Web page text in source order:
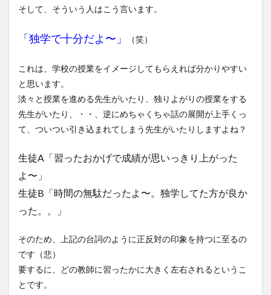
そして、そういう人はこう言います。
「独学で十分だよ〜」 （笑）
これは、学校の授業をイメージしてもらえれば分かりやすい
と思います。
淡々と授業を進める先生がいたり、独りよがりの授業をする
先生がいたり、・・、逆にめちゃくちゃ話の展開が上手くっ
て、ついつい引き込まれてしまう先生がいたりしますよね？
生徒A「習ったおかげで成績が思いっきり上がった
よ〜」
生徒B「時間の無駄だったよ〜。独学してた方が良か
った。。」
そのため、上記の台詞のように正反対の印象を持つに至るの
です（悲）
要するに、どの教師に習ったかに大きく左右されるというこ
とです。